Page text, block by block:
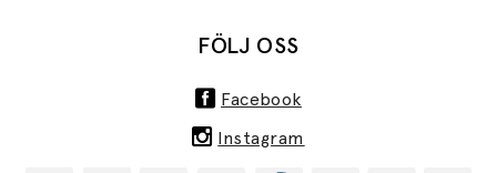
FÖLJ OSS
Facebook
Instagram